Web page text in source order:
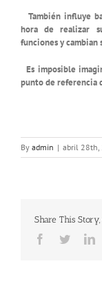
También influye
hora de realizar
funciones y cambian
Es imposible
punto de referencia
By admin | abril 28th,
Share This
Facebook
Twitter